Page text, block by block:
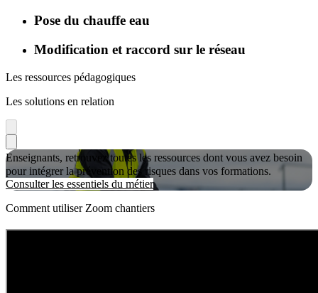
Pose du chauffe eau
Modification et raccord sur le réseau
Les ressources pédagogiques
Les solutions en relation
Enseignants, retrouvez toutes les ressources dont vous avez besoin
pour intégrer la prévention des risques dans vos formations.
Consulter les essentiels du métier
Comment utiliser Zoom chantiers